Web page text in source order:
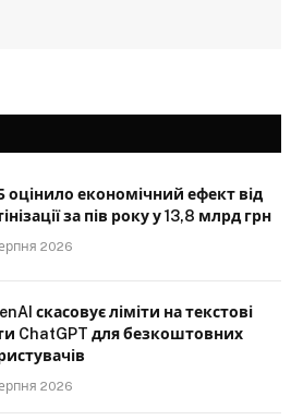
оцінило економічний ефект від
за пів року у 13,8 млрд грн
2026
скасовує ліміти на текстові
ChatGPT для безкоштовних
2026